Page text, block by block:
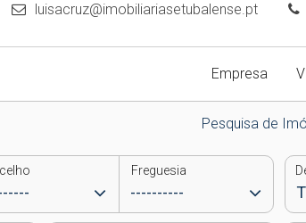
luisacruz@imobiliariasetubalense.pt
Empresa
Pesquisa de
Freguesia